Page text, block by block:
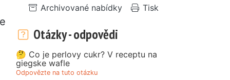
Archivované nabídky
Tisk
Otázky - odpovědi
🤔 Co je perlovy cukr? V receptu na
giegske wafle
Odpovězte na tuto otázku